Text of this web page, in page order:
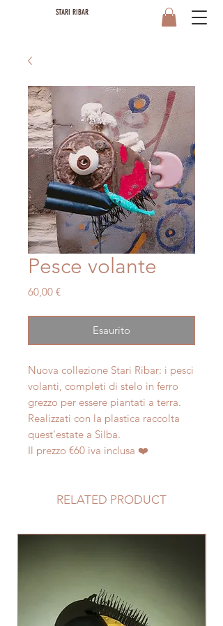
STARI RIBAR
Pesce volante
60,00 €Prezzo
Esaurito
Nuova collezione Stari Ribar: i pesci
volanti, completi di stelo in ferro
grezzo per essere piantati a terra.
Realizzati con la plastica raccolta
quest'estate a Silba.
Il prezzo €60 iva inclusa ❤️
RELATED PRODUCT